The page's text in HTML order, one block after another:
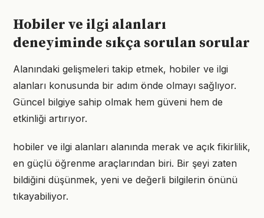
Hobiler ve ilgi alanları
deneyiminde sıkça sorulan sorular
Alanındaki gelişmeleri takip etmek, hobiler ve ilgi
alanları konusunda bir adım önde olmayı sağlıyor.
Güncel bilgiye sahip olmak hem güveni hem de
etkinliği artırıyor.
hobiler ve ilgi alanları alanında merak ve açık fikirlilik,
en güçlü öğrenme araçlarından biri. Bir şeyi zaten
bildiğini düşünmek, yeni ve değerli bilgilerin önünü
tıkayabiliyor.